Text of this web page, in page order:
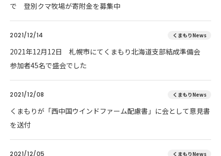
で 登別クマ牧場が寄附金を募集中
2021/12/14 くまもりNews
2021年12月12日 札幌市にてくまもり北海道支部結成準備会
参加者45名で盛会でした
2021/12/08 くまもりNews
くまもりが「西中国ウインドファーム配慮書」に会として意見書
を送付
2021/12/05 くまもりNews